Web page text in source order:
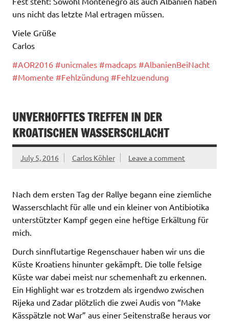
uns nicht das letzte Mal ertragen müssen.
Viele Grüße
Carlos
#AOR2016 #unicmales #madcaps #AlbanienBeiNacht
#Momente #Fehlzündung #Fehlzuendung
UNVERHOFFTES TREFFEN IN DER
KROATISCHEN WASSERSCHLACHT
July 5, 2016 Carlos Köhler Leave a comment
Nach dem ersten Tag der Rallye begann eine ziemliche
Wasserschlacht für alle und ein kleiner von Antibiotika
unterstützter Kampf gegen eine heftige Erkältung für
mich.
Durch sinnflutartige Regenschauer haben wir uns die
Küste Kroatiens hinunter gekämpft. Die tolle felsige
Küste war dabei meist nur schemenhaft zu erkennen.
Ein Highlight war es trotzdem als irgendwo zwischen
Rijeka und Zadar plötzlich die zwei Audis von “Make
Kässpätzle not War” aus einer Seitenstraße heraus vor